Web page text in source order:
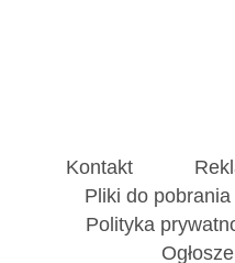
Kontakt
Pliki do pobrania
Polityka